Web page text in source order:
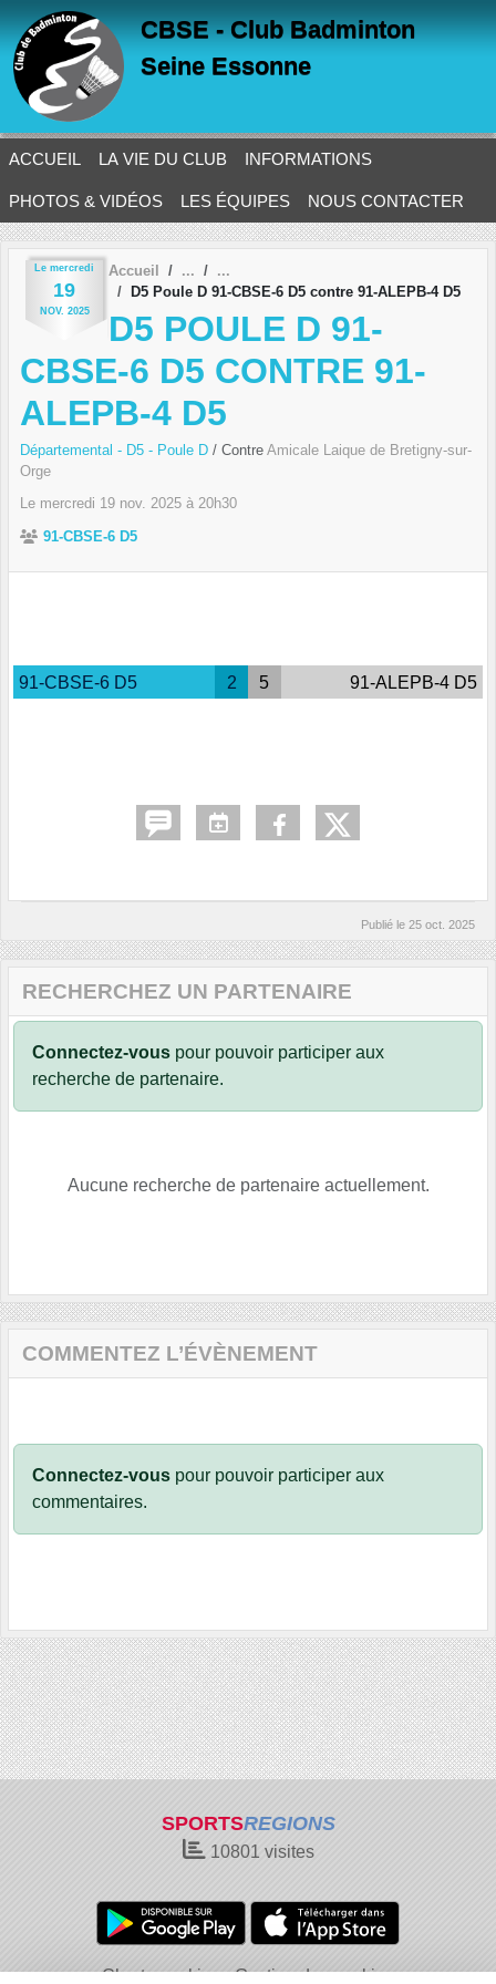
CBSE - Club Badminton
Seine Essonne
ACCUEIL LA VIE DU CLUB INFORMATIONS
PHOTOS & VIDÉOS LES ÉQUIPES NOUS CONTACTER
Le mercredi
19
NOV. 2025
Accueil
D5 Poule D 91-CBSE-6 D5 contre 91-ALEPB-4 D5
D5 POULE D 91-
CBSE-6 D5 CONTRE 91-
ALEPB-4 D5
Départemental - D5 - Poule D / Contre Amicale Laique de Bretigny-sur-
Orge
Le mercredi 19 nov. 2025 à 20h30
91-CBSE-6 D5
91-CBSE-6 D5 2 5 91-ALEPB-4 D5
Publié le 25 oct. 2025
RECHERCHEZ UN PARTENAIRE
Connectez-vous pour pouvoir participer aux
recherche de partenaire.
Aucune recherche de partenaire actuellement.
COMMENTEZ L’ÉVÈNEMENT
Connectez-vous pour pouvoir participer aux
commentaires.
SPORTSREGIONS
10801 visites
Charte cookies Gestion des cookies
Panneau de gestion des cookies